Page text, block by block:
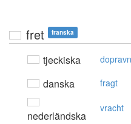
fret franska
tjeckiska
danska fragt
nederländska
vracht